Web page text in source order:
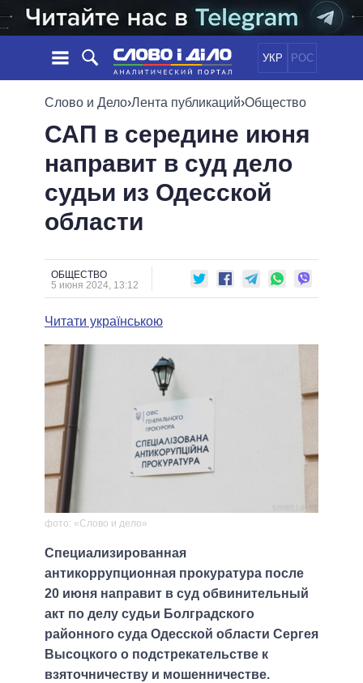
УКР РОС
НОВОСТИ
ЛЕНТА
СОБЫТИЯ
СТАТЬИ
МНЕНИЯ
ОБЗОРЫ
ДАЙДЖЕСТЫ
ПОЛИТИКА
ЭКОНОМИКА
ОБЩЕСТВО
ОБЕЩАНИЯ
ПОЛИТИКИ
ВСЕ ПОЛИТИКИ
ПРЕЗИДЕНТ И ОФИС
ВЕРХОВНАЯ РАДА
КАБИНЕТ МИНИСТРОВ
МЭРЫ
ВСЕ ПЕРСОНЫ
ИНФОГРАФИКА
ПОДДЕРЖАТЬ
СРАВНЕНИЕ ПОЛИТИКОВ
Слово и Дело›Лента публикаций›Общество
САП в середине июня
направит в суд дело
судьи из Одесской
области
ОБЩЕСТВО
5 июня 2024, 13:12
Читати українською
фото: «Слово и дело»
Специализированная
антикоррупционная прокуратура после
20 июня направит в суд обвинительный
акт по делу судьи Болградского
районного суда Одесской области Сергея
Высоцкого о подстрекательстве к
взяточничеству и мошенничестве.